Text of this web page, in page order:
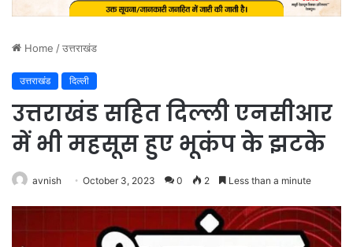
Home /उत्तराखंड
उत्तराखंड दिल्ली
उत्तराखंड सहित दिल्ली एनसीआर
में भी महसूस हुए भूकंप के झटके
avnish October 3, 2023 0 2 Less than a minute